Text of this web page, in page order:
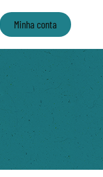
Minha conta